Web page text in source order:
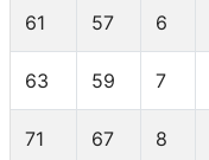
61 57 6
63 59 7
71 67 8